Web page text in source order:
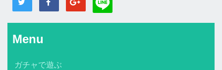
Menu
ガチャで遊ぶ